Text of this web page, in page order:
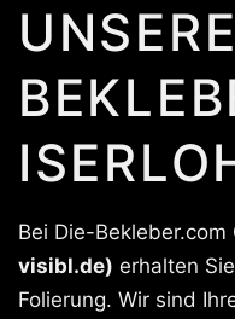
Bei Die-Bekleber.com
visibl.de) erhalten
Folierung. Wir sind